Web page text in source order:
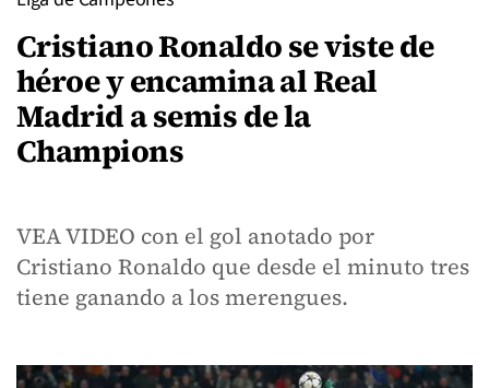
Cristiano Ronaldo se viste de
héroe y encamina al Real
Madrid a semis de la
Champions
VEA VIDEO con el gol anotado por
Cristiano Ronaldo que desde el minuto tres
tiene ganando a los merengues.